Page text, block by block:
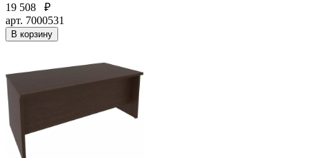
19 508
₽
арт. 7000531
В корзину